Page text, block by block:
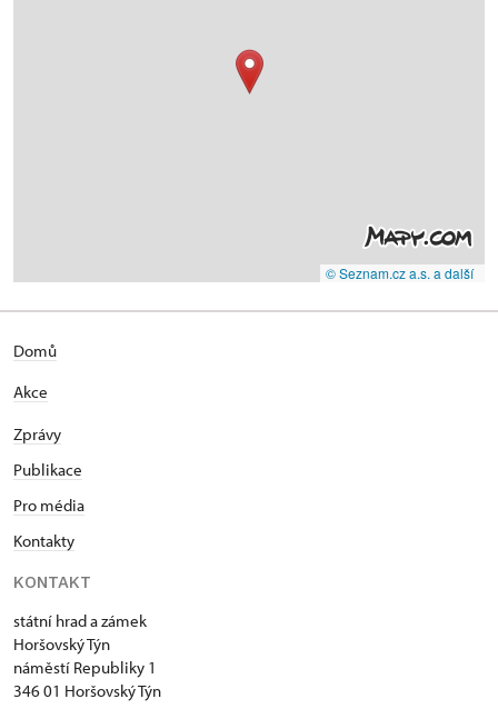
© Seznam.cz a.s. a další
Domů
Akce
Zprávy
Publikace
Pro média
Kontakty
KONTAKT
státní hrad a zámek
Horšovský Týn
náměstí Republiky 1
346 01 Horšovský Týn